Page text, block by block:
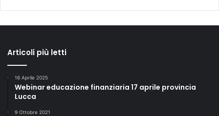
Articoli più letti
16 Aprile 2025
Webinar educazione finanziaria 17 aprile provincia
Lucca
9 Ottobre 2021